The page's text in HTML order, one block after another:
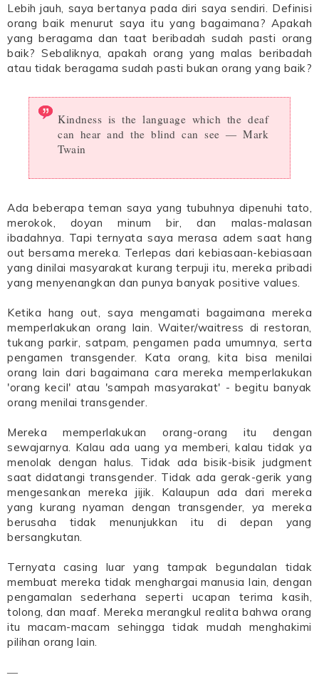
Lebih jauh, saya bertanya pada diri saya sendiri. Definisi
orang baik menurut saya itu yang bagaimana? Apakah
yang beragama dan taat beribadah sudah pasti orang
baik? Sebaliknya, apakah orang yang malas beribadah
atau tidak beragama sudah pasti bukan orang yang baik?
Kindness is the language which the deaf
can hear and the blind can see ― Mark
Twain
Ada beberapa teman saya yang tubuhnya dipenuhi tato,
merokok, doyan minum bir, dan malas-malasan
ibadahnya. Tapi ternyata saya merasa adem saat hang
out bersama mereka. Terlepas dari kebiasaan-kebiasaan
yang dinilai masyarakat kurang terpuji itu, mereka pribadi
yang menyenangkan dan punya banyak positive values.
Ketika hang out, saya mengamati bagaimana mereka
memperlakukan orang lain. Waiter/waitress di restoran,
tukang parkir, satpam, pengamen pada umumnya, serta
pengamen transgender. Kata orang, kita bisa menilai
orang lain dari bagaimana cara mereka memperlakukan
'orang kecil' atau 'sampah masyarakat' - begitu banyak
orang menilai transgender.
Mereka memperlakukan orang-orang itu dengan
sewajarnya. Kalau ada uang ya memberi, kalau tidak ya
menolak dengan halus. Tidak ada bisik-bisik judgment
saat didatangi transgender. Tidak ada gerak-gerik yang
mengesankan mereka jijik. Kalaupun ada dari mereka
yang kurang nyaman dengan transgender, ya mereka
berusaha tidak menunjukkan itu di depan yang
bersangkutan.
Ternyata casing luar yang tampak begundalan tidak
membuat mereka tidak menghargai manusia lain, dengan
pengamalan sederhana seperti ucapan terima kasih,
tolong, dan maaf. Mereka merangkul realita bahwa orang
itu macam-macam sehingga tidak mudah menghakimi
pilihan orang lain.
―